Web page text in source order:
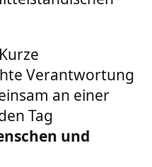
Kurze
Verantwortung
an einer
Tag
und